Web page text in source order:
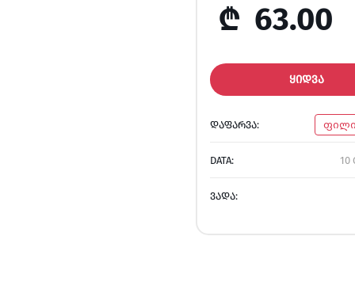
₾ 63.00
ᲧᲘᲓᲕᲐ
ᲓᲐᲤᲐᲠᲕᲐ:
DATA: 10
ᲕᲐᲓᲐ: